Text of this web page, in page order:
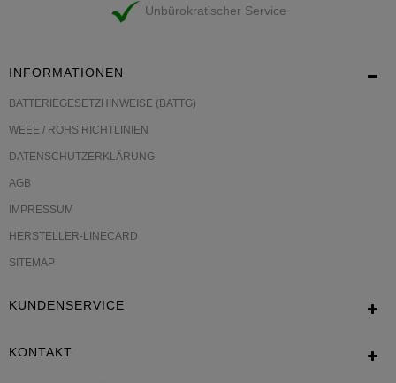
Unbürokratischer Service
INFORMATIONEN
BATTERIEGESETZHINWEISE (BATTG)
WEEE / ROHS RICHTLINIEN
DATENSCHUTZERKLÄRUNG
AGB
IMPRESSUM
HERSTELLER-LINECARD
SITEMAP
KUNDENSERVICE
KONTAKT